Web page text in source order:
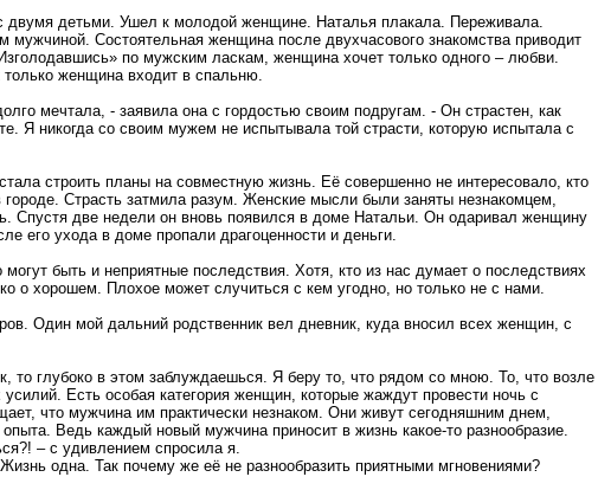
детьми. Ушел к молодой женщине. Наталья плакала. Переживала.
мужчиной. Состоятельная женщина после двухчасового знакомства приводит
по мужским ласкам, женщина хочет только одного – любви.
женщина входит в спальню.
мечтала, - заявила она с гордостью своим подругам. - Он страстен, как
Я никогда со своим мужем не испытывала той страсти, которую испытала с
строить планы на совместную жизнь. Её совершенно не интересовало, кто
городе. Страсть затмила разум. Женские мысли были заняты незнакомцем,
Спустя две недели он вновь появился в доме Натальи. Он одаривал женщину
его ухода в доме пропали драгоценности и деньги.
могут быть и неприятные последствия. Хотя, кто из нас думает о последствиях
о хорошем. Плохое может случиться с кем угодно, но только не с нами.
Один мой дальний родственник вел дневник, куда вносил всех женщин, с
то глубоко в этом заблуждаешься. Я беру то, что рядом со мною. То, что возле
Есть особая категория женщин, которые жаждут провести ночь с
что мужчина им практически незнаком. Они живут сегодняшним днем,
Ведь каждый новый мужчина приносит в жизнь какое-то разнообразие.
– с удивлением спросила я.
одна. Так почему же её не разнообразить приятными мгновениями?